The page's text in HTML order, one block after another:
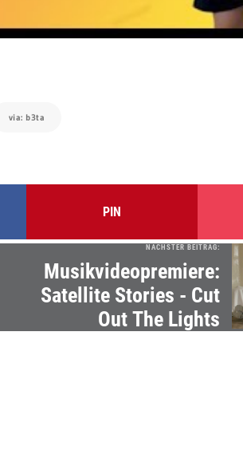
via: b3ta
PIN
NÄCHSTER BEITRAG:
Musikvideopremiere:
Satellite Stories - Cut
Out The Lights